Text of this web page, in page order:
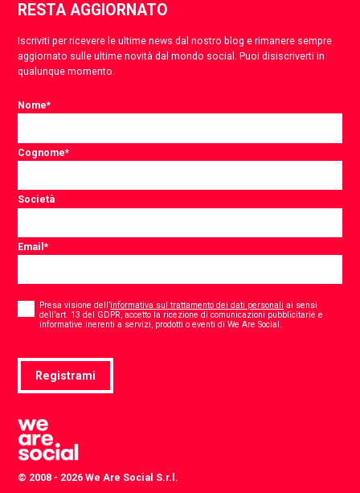
RESTA AGGIORNATO
Iscriviti per ricevere le ultime news dal nostro blog e rimanere sempre
aggiornato sulle ultime novità dal mondo social. Puoi disiscriverti in
qualunque momento.
Nome*
Cognome*
Società
Email*
Presa visione dell’informativa sul trattamento dei dati personali ai sensi
dell’art. 13 del GDPR, accetto la ricezione di comunicazioni pubblicitarie e
informative inerenti a servizi, prodotti o eventi di We Are Social.
Registrami
© 2008 - 2026 We Are Social S.r.l.